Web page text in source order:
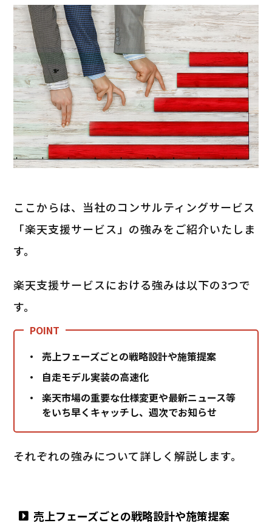
ここからは、当社のコンサルティングサービス
「楽天支援サービス」の強みをご紹介いたしま
す。
楽天支援サービスにおける強みは以下の3つで
す。
売上フェーズごとの戦略設計や施策提案
自走モデル実装の高速化
楽天市場の重要な仕様変更や最新ニュース等
をいち早くキャッチし、週次でお知らせ
それぞれの強みについて詳しく解説します。
売上フェーズごとの戦略設計や施策提案